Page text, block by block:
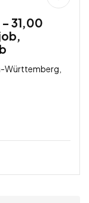
31,00
Württemberg,